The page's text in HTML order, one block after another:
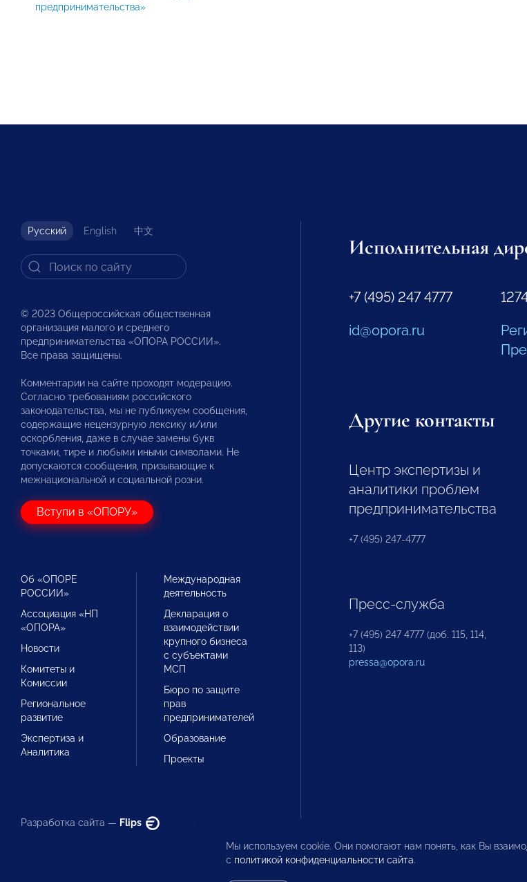
предпринимательства»
Русский English 中文
© 2023 Общероссийская общественная
организация малого и среднего
предпринимательства «ОПОРА РОССИИ».
Все права защищены.
Комментарии на сайте проходят модерацию.
Согласно требованиям российского
законодательства, мы не публикуем сообщения,
содержащие нецензурную лексику и/или
оскорбления, даже в случае замены букв
точками, тире и любыми иными символами. Не
допускаются сообщения, призывающие к
межнациональной и социальной розни.
Вступи в «ОПОРУ»
Об «ОПОРЕ
РОССИИ»
Ассоциация «НП
«ОПОРА»
Новости
Комитеты и
Комиссии
Региональное
развитие
Экспертиза и
Аналитика
Международная
деятельность
Декларация о
взаимодействии
крупного бизнеса
с субъектами
МСП
Бюро по защите
прав
предпринимателей
Образование
Проекты
Разработка сайта — Flips
Исполнительная
+7 (495) 247 4777
id@opora.ru
Другие контакты
Центр экспертизы и
аналитики проблем
предпринимательства
+7 (495) 247-4777
Пресс-служба
+7 (495) 247 4777 (доб. 115, 114,
113)
pressa@opora.ru
Мы используем cookie. Они помогают нам понять, как Вы
с политикой конфиденциальности сайта.